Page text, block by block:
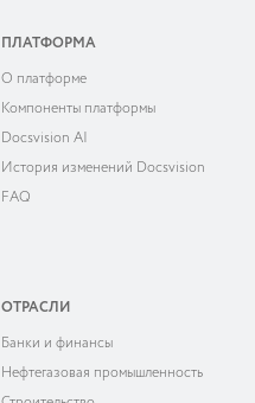
ПЛАТФОРМА
О платформе
Компоненты платформы
Docsvision AI
История изменений Docsvision
FAQ
ОТРАСЛИ
Банки и финансы
Нефтегазовая промышленность